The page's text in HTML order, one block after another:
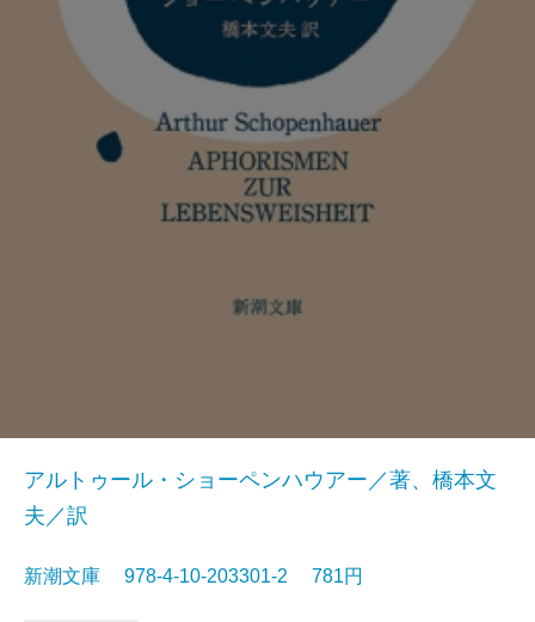
アルトゥール・ショーペンハウアー／著、橋本文
夫／訳
新潮文庫 978-4-10-203301-2 781円